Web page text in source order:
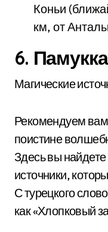
Коньи
км, от
6.
Магические
Рекомендуем
поистине
Здесь вы
источники,
С турецкого
как «Хлопковый